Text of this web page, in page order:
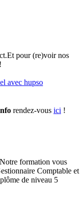
Et pour (re)voir nos
!
avec hupso
rendez-vous ici !
Notre formation vous
Comptable et
de niveau 5